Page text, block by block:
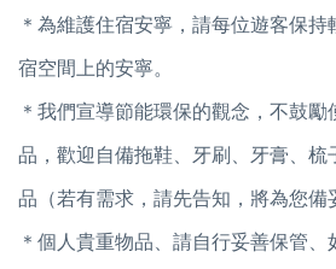
＊為維護住宿安寧，請每位遊客保
宿空間上的安寧。
＊我們宣導節能環保的觀念，不鼓勵
品，歡迎自備拖鞋、牙刷、牙膏、梳
品（若有需求，請先告知，將為您備
＊個人貴重物品、請自行妥善保管、